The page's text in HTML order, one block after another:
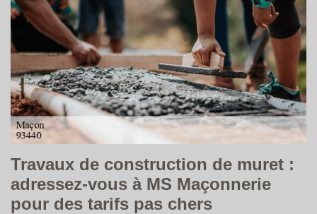
Travaux de construction de muret :
adressez-vous à MS Maçonnerie
pour des tarifs pas chers